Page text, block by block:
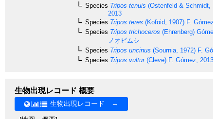
Species Tripos tenuis (Ostenfeld & Schmidt,
2013
Species Tripos teres (Kofoid, 1907) F. Gómez,
Species Tripos trichoceros (Ehrenberg)
ノオビムシ
Species Tripos uncinus (Sournia, 1972) F.
Species Tripos vultur(Cleve) F. Gómez, 2013
生物出現レコード 概要
生物出現レコード →